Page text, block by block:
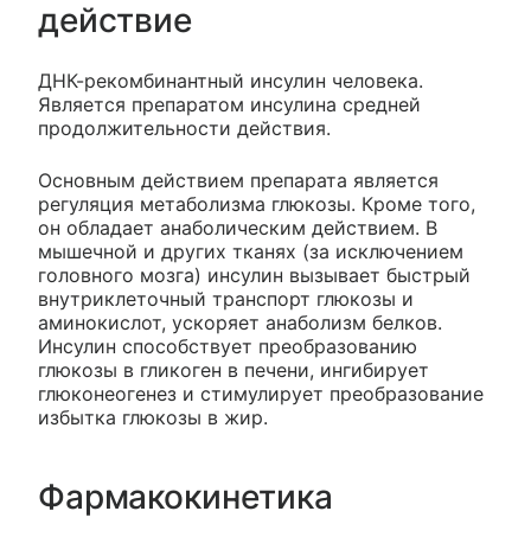
действие
ДНК-рекомбинантный инсулин человека.
Является препаратом инсулина средней
продолжительности действия.
Основным действием препарата является
регуляция метаболизма глюкозы. Кроме того,
он обладает анаболическим действием. В
мышечной и других тканях (за исключением
головного мозга) инсулин вызывает быстрый
внутриклеточный транспорт глюкозы и
аминокислот, ускоряет анаболизм белков.
Инсулин способствует преобразованию
глюкозы в гликоген в печени, ингибирует
глюконеогенез и стимулирует преобразование
избытка глюкозы в жир.
Фармакокинетика